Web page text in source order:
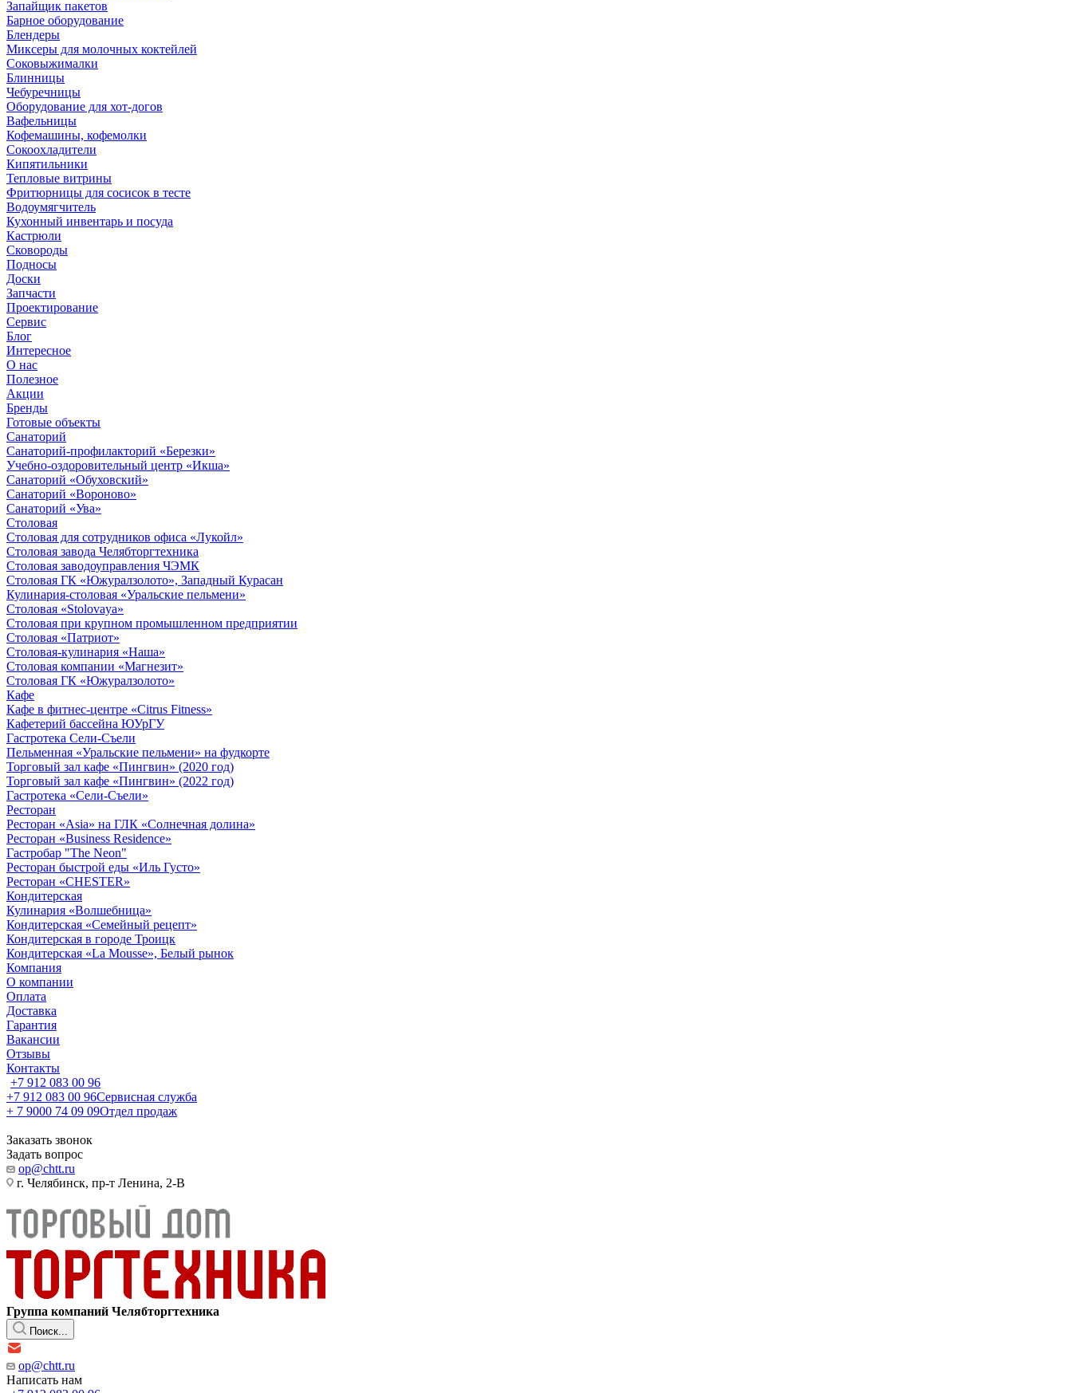
Запайщик пакетов
Барное оборудование
Блендеры
Миксеры для молочных коктейлей
Соковыжималки
Блинницы
Чебуречницы
Оборудование для хот-догов
Вафельницы
Кофемашины, кофемолки
Сокоохладители
Кипятильники
Тепловые витрины
Фритюрницы для сосисок в тесте
Водоумягчитель
Кухонный инвентарь и посуда
Кастрюли
Сковороды
Подносы
Доски
Запчасти
Проектирование
Сервис
Блог
Интересное
О нас
Полезное
Акции
Бренды
Готовые объекты
Санаторий
Санаторий-профилакторий «Березки»
Учебно-оздоровительный центр «Икша»
Санаторий «Обуховский»
Санаторий «Вороново»
Санаторий «Ува»
Столовая
Столовая для сотрудников офиса «Лукойл»
Столовая завода Челябторгтехника
Столовая заводоуправления ЧЭМК
Столовая ГК «Южуралзолото», Западный Курасан
Кулинария-столовая «Уральские пельмени»
Столовая «Stolovaya»
Столовая при крупном промышленном предприятии
Столовая «Патриот»
Столовая-кулинария «Наша»
Столовая компании «Магнезит»
Столовая ГК «Южуралзолото»
Кафе
Кафе в фитнес-центре «Citrus Fitness»
Кафетерий бассейна ЮУрГУ
Гастротека Сели-Съели
Пельменная «Уральские пельмени» на фудкорте
Торговый зал кафе «Пингвин» (2020 год)
Торговый зал кафе «Пингвин» (2022 год)
Гастротека «Сели-Съели»
Ресторан
Ресторан «Asia» на ГЛК «Солнечная долина»
Ресторан «Business Residence»
Гастробар "The Neon"
Ресторан быстрой еды «Иль Густо»
Ресторан «CHESTER»
Кондитерская
Кулинария «Волшебница»
Кондитерская «Семейный рецепт»
Кондитерская в городе Троицк
Кондитерская «La Mousse», Белый рынок
Компания
О компании
Оплата
Доставка
Гарантия
Вакансии
Отзывы
Контакты
+7 912 083 00 96
+7 912 083 00 96Сервисная служба
+ 7 9000 74 09 09Отдел продаж
Заказать звонок
Задать вопрос
op@chtt.ru
г. Челябинск, пр-т Ленина, 2-В
Группа компаний Челябторгтехника
Поиск...
op@chtt.ru
Написать нам